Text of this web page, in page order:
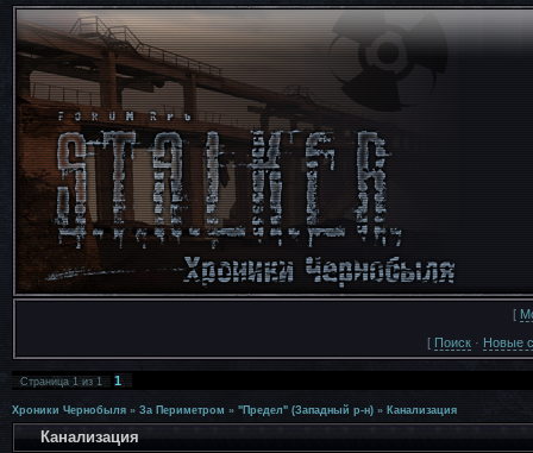
[
[ Поиск · Новые
Страница1из1 1
Хроники Чернобыля » За Периметром » "Предел" (Западный р-н) » Канализация
Канализация